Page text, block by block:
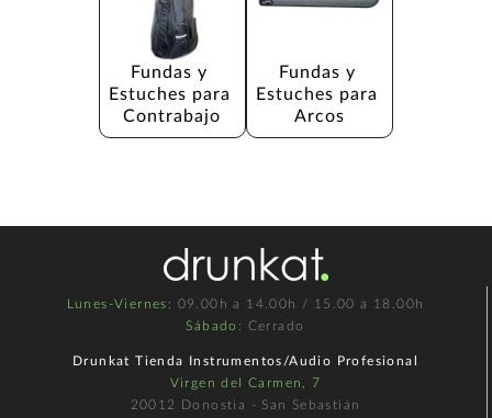
Fundas y
Estuches para
Contrabajo
Fundas y
Estuches para
Arcos
Lunes-Viernes : 09.00h a 14.00h / 15.00 a 18.00h
Sábado : Cerrado
Drunkat Tienda Instrumentos/Audio Profesional
Virgen del Carmen, 7
20012 Donostia - San Sebastián